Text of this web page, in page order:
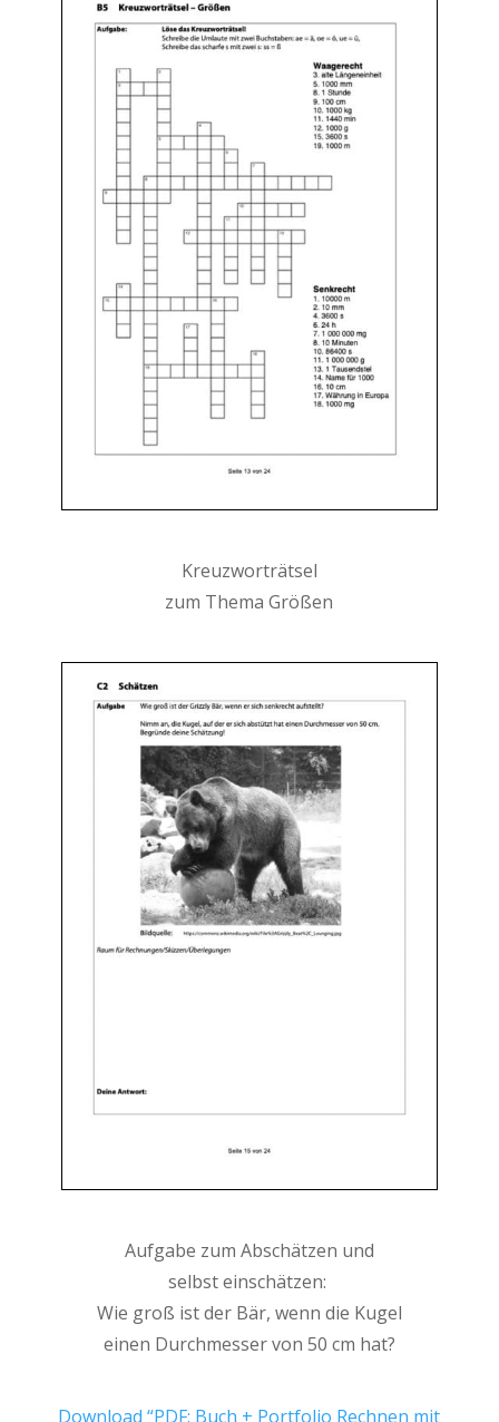
Kreuzworträtsel
zum Thema Größen
Aufgabe zum Abschätzen und
selbst einschätzen:
Wie groß ist der Bär, wenn die Kugel
einen Durchmesser von 50 cm hat?
Download “PDF: Buch + Portfolio Rechnen mit